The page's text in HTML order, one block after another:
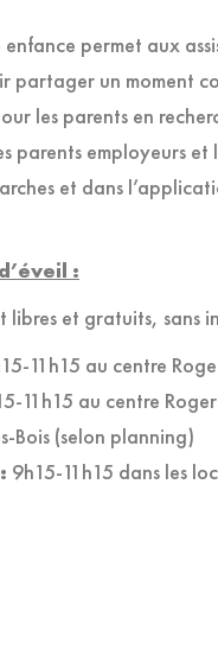
enfance permet aux
partager un moment
les parents en
parents employeurs et
et dans
:
libres et gratuits, sans
11h15 au centre
11h15 au centre
Bois (selon planning)
9h15-11h15 dans les